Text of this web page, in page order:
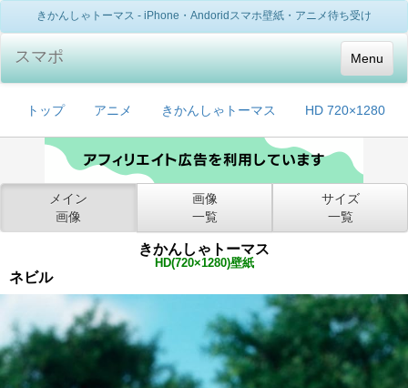
きかんしゃトーマス - iPhone・Andoridスマホ壁紙・アニメ待ち受け
Menu
スマポ
トップ アニメ きかんしゃトーマス HD 720×1280
メイン
画像
画像
一覧
サイズ
一覧
きかんしゃトーマス
HD(720×1280)壁紙
ネビル